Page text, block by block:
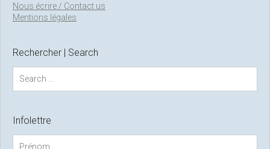
Nous écrire / Contact us
Mentions légales
Rechercher | Search
a
c
Infolettre